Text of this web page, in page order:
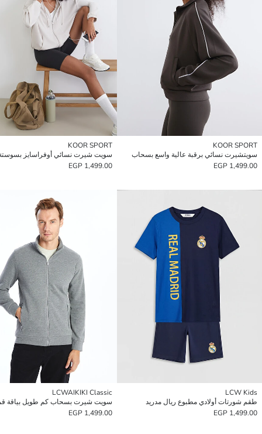
KOOR SPORT
سويتشيرت نسائي برقبة عالية واسع بسحاب
1,499.00 EGP
KOOR SPORT
1,499.00 EGP
LCW Kids
طقم شورتات أولادي مطبوع ريال مدريد
1,499.00 EGP
LCWAIKIKI Classic
1,499.00 EGP